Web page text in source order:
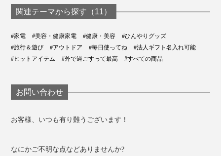
関連テーマから探す（11）
#家電 #美容・健康家電 #健康・美容
#ひんやりグッズ
#旅行＆遊び
#アウトドア #毎日使ってね
#法人ギフト名入れ可能
#ヒットアイテム
#外で過ごすって最高 #すべての商品
お問い合わせ
お客様、いつも有り難うございます！
なにかご不明な点などありませんか?